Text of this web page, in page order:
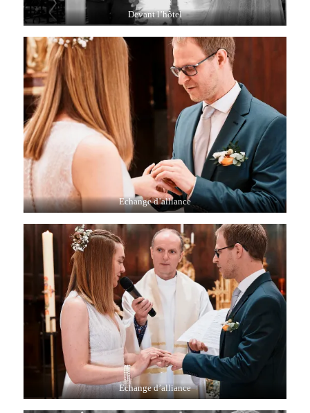
Devant l’hôtel
Echange d’alliance
Echange d’alliance